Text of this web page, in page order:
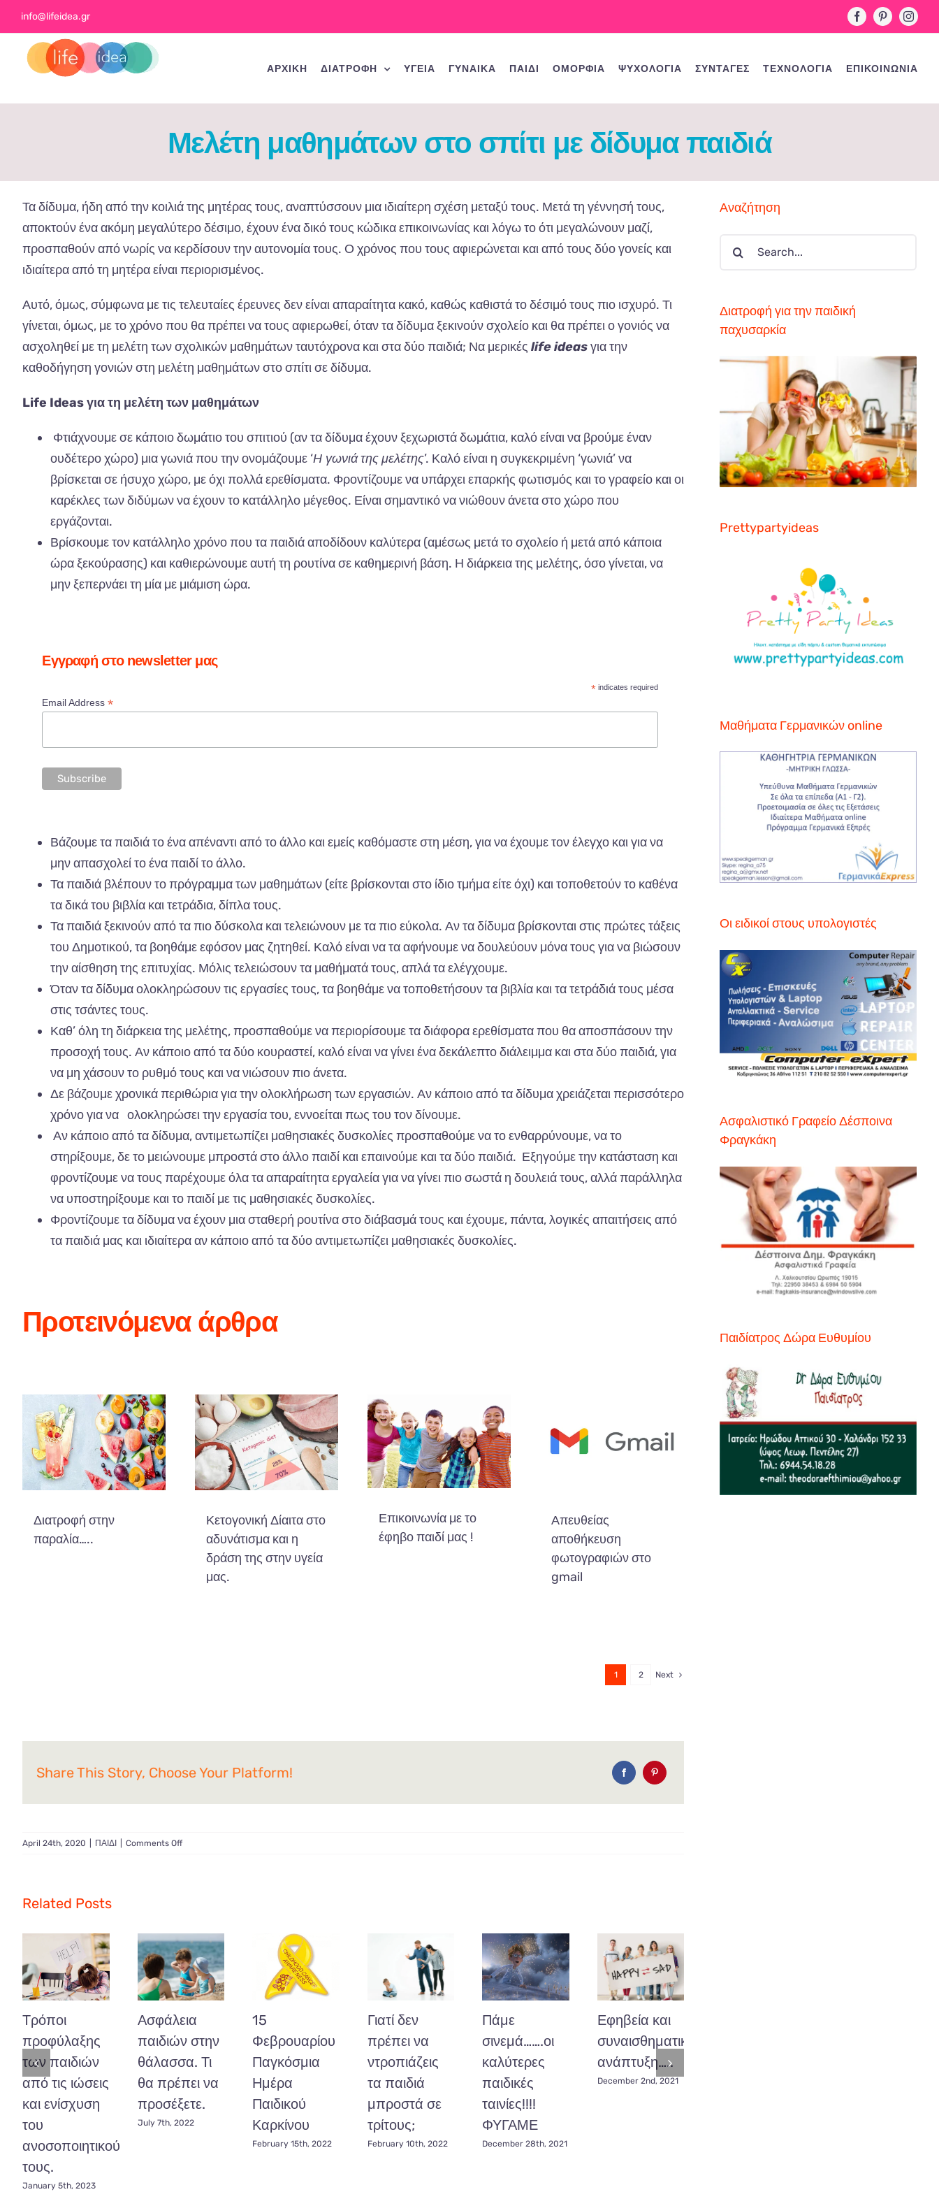
Skip
to
content
info@lifeidea.gr FacebookPinterest
ΑΡΧΙΚΗ ΔΙΑΤΡΟΦΗ ΥΓΕΙΑ ΓΥΝΑΙΚΑ ΠΑΙΔΙ ΟΜΟΡΦΙΑ ΨΥΧΟΛΟΓΙΑ ΣΥΝΤΑΓΕΣ ΤΕΧΝΟΛΟΓΙΑ ΕΠΙΚΟΙΝΩΝΙΑ
Μελέτη μαθημάτων στο σπίτι με δίδυμα παιδιά
Τα δίδυμα, ήδη από την κοιλιά της μητέρας τους, αναπτύσσουν μια ιδιαίτερη σχέση μεταξύ τους. Μετά τη γέννησή τους,
αποκτούν ένα ακόμη μεγαλύτερο δέσιμο, έχουν ένα δικό τους κώδικα επικοινωνίας και λόγω το ότι μεγαλώνουν μαζί,
προσπαθούν από νωρίς να κερδίσουν την αυτονομία τους. Ο χρόνος που τους αφιερώνεται και από τους δύο γονείς και
ιδιαίτερα από τη μητέρα είναι περιορισμένος.
Αυτό, όμως, σύμφωνα με τις τελευταίες έρευνες δεν είναι απαραίτητα κακό, καθώς καθιστά το δέσιμό τους πιο ισχυρό. Τι
γίνεται, όμως, με το χρόνο που θα πρέπει να τους αφιερωθεί, όταν τα δίδυμα ξεκινούν σχολείο και θα πρέπει ο γονιός να
ασχοληθεί με τη μελέτη των σχολικών μαθημάτων ταυτόχρονα και στα δύο παιδιά; Να μερικές life ideasγια την
καθοδήγηση γονιών στη μελέτη μαθημάτων στο σπίτι σε δίδυμα.
Life Ideas για τη μελέτη των μαθημάτων
Φτιάχνουμεσε κάποιοδωμάτιοτου σπιτιού (αν ταδίδυμαέχουνξεχωριστάδωμάτια, καλόείναι να βρούμεέναν
ουδέτεροχώρο) μιαγωνιάπου τηνονομάζουμε ‘Η γωνιάτηςμελέτης’. Καλόείναι η συγκεκριμένη ‘γωνιά’ να
βρίσκεταισε ήσυχοχώρο, μεόχιπολλάερεθίσματα. Φροντίζουμενα υπάρχειεπαρκής φωτισμός καιτογραφείο καιοι
καρέκλες τωνδιδύμωνναέχουντο κατάλληλο μέγεθος. Είναισημαντικόνανιώθουνάνεταστοχώροπου
εργάζονται.
Βρίσκουμετον κατάλληλοχρόνοπου τα παιδιάαποδίδουν καλύτερα (αμέσως μετάτοσχολείο ή μετάαπό κάποια
ώραξεκούρασης) και καθιερώνουμεαυτή τη ρουτίνασε καθημερινή βάση. Η διάρκειατης μελέτης,όσογίνεται, να
μηνξεπερνάειτη μία με μιάμιση ώρα.
Εγγραφή στο newsletter μας
* indicates required
Email Address*
Βάζουμετα παιδιάτοένα απέναντιαπότοάλλο καιεμείς καθόμαστεστη μέση,για ναέχουμετονέλεγχο καιγια να
μηναπασχολείτοένα παιδίτοάλλο.
Τα παιδιά βλέπουντοπρόγραμματων μαθημάτων (είτε βρίσκονταιστο ίδιοτμήμαείτεόχι) καιτοποθετούντο καθένα
ταδικάτου βιβλία καιτετράδια,δίπλατους.
Τα παιδιάξεκινούναπό τα πιοδύσκολα καιτελειώνουν μετα πιοεύκολα. Ανταδίδυμα βρίσκονταιστις πρώτες τάξεις
του Δημοτικού, τα βοηθάμεεφόσον μας ζητηθεί. Καλόείναι να τα αφήνουμεναδουλεύουν μόνατους για να βιώσουν
τηναίσθηση της επιτυχίας. Μόλις τελειώσουντα μαθήματάτους, απλάταελέγχουμε.
Όταν ταδίδυμαολοκληρώσουντις εργασίες τους, τα βοηθάμενατοποθετήσουντα βιβλία και τατετράδιάτους μέσα
στις τσάντες τους.
Καθ’όλη τη διάρκειατης μελέτης, προσπαθούμενα περιορίσουμεταδιάφοραερεθίσματα που θα αποσπάσουντην
προσοχή τους. Αν κάποιοαπό ταδύο κουραστεί, καλόείναι ναγίνειέναδεκάλεπτοδιάλειμμα καισταδύοπαιδιά,για
να μη χάσουντο ρυθμότους και νανιώσουνπιοάνετα.
Δε βάζουμεχρονικάπεριθώριαγιατηνολοκλήρωση τωνεργασιών. Αν κάποιοαπό ταδίδυμαχρειάζεται περισσότερο
χρόνογια να ολοκληρώσειτηνεργασίατου,εννοείται πως του τονδίνουμε.
Αν κάποιοαπό ταδίδυμα, αντιμετωπίζει μαθησιακές δυσκολίες προσπαθούμενατοενθαρρύνουμε, νατο
στηρίξουμε,δετο μειώνουμε μπροστάστοάλλοπαιδί και επαινούμε και ταδύοπαιδιά. Εξηγούμετην κατάσταση και
φροντίζουμενατους παρέχουμεόλα τα απαραίτηταεργαλείαγια ναγίνειπιοσωστά η δουλειάτους, αλλάπαράλληλα
να υποστηρίξουμε καιτοπαιδί μετις μαθησιακές δυσκολίες.
Φροντίζουμεταδίδυμα ναέχουν μιασταθερή ρουτίναστοδιάβασμάτους καιέχουμε, πάντα,λογικές απαιτήσεις από
τα παιδιά μας και ιδιαίτερα αν κάποιοαπό ταδύοαντιμετωπίζει μαθησιακές δυσκολίες.
Προτεινόμενα άρθρα
Διατροφή στην
παραλία…..
Κετογονική Δίαιτα στο
αδυνάτισμα και η
δράση της στην υγεία
μας.
Επικοινωνία με το
έφηβο παιδί μας !
Απευθείας
αποθήκευση
φωτογραφιών στο
gmail
1 2 Next
Share This Story, Choose Your Platform!
April 24th, 2020 ΠΑΙΔΙ Comments Offon
παιδιά
Related Posts
Τρόποι
προφύλαξης
των παιδιών
από τις ιώσεις
και ενίσχυση
του
ανοσοποιητικού
τους.
January 5th, 2023
Ασφάλεια
παιδιών στην
θάλασσα. Τι
θα πρέπει να
προσέξετε.
July 7th, 2022
15
Φεβρουαρίου
Παγκόσμια
Ημέρα
Παιδικού
Καρκίνου
February 15th, 2022
Γιατί δεν
πρέπει να
ντροπιάζεις
τα παιδιά
μπροστά σε
τρίτους;
February 10th, 2022
Πάμε
σινεμά…….οι
καλύτερες
παιδικές
ταινίες!!!!
ΦΥΓΑΜΕ
December 28th, 2021
Εφηβεία και
συναισθηματική
ανάπτυξη…..
December 2nd, 2021
Αναζήτηση
Search
Διατροφή για την παιδική
παχυσαρκία
Prettypartyideas
Μαθήματα Γερμανικών online
Οι ειδικοί στους υπολογιστές
Ασφαλιστικό Γραφείο Δέσποινα
Φραγκάκη
Παιδίατρος Δώρα Ευθυμίου